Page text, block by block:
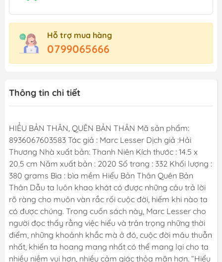
Hỗ trợ mua hàng
0799065666
Thông tin chi tiết
HIỂU BẢN THÂN, QUÊN BẢN THÂN Mã sản phẩm:
8936067603583 Tác giả : Marc Lesser Dịch giả :Hải
Thương Nhà xuất bản: Thanh Niên Kích thước : 14.5 x
20.5 cm Năm xuất bản : 2020 Số trang : 332 Khối lượng :
380 grams Bìa : bìa mềm Hiểu Bản Thân Quên Bản
Thân Dẫu ta luôn khao khát có được những câu trả lời
rõ ràng cho muôn vàn rắc rối cuộc đời, hiếm khi nào ta
có được chúng. Trong cuốn sách này, Marc Lesser cho
người đọc thấy rằng việc hiểu và trân trọng những thời
điểm, những khoảnh khắc mà ở đó, cuộc đời mâu thuẫn
nhất, khiến ta hoang mang nhất có thể mang lại cho ta
nhiều niềm vui hơn, nhiều cảm giác thỏa mãn hơn. “Hiểu